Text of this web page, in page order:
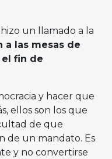
un llamado a la
a las mesas de
fin de
y hacer que
ellos son los que
de que
de un mandato. Es
y no convertirse